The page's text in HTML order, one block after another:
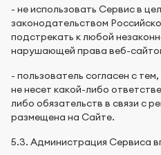
- не использовать Сервис в
законодательством
подстрекать к любой
нарушающей права веб-
- пользователь согласен с
не несет какой-либо
либо обязательств в связи с
размещена на Сайте.
5.3. Администрация Сервиса